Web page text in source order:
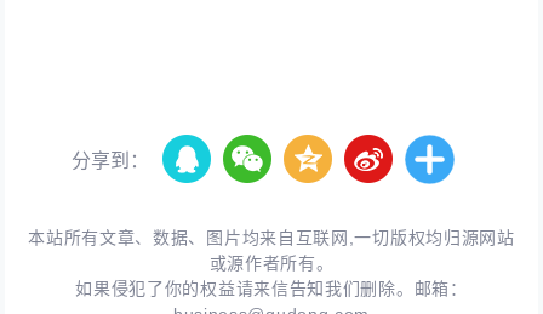
分享到：
本站所有文章、数据、图片均来自互联网,一切版权均归源网站
或源作者所有。
如果侵犯了你的权益请来信告知我们删除。邮箱：